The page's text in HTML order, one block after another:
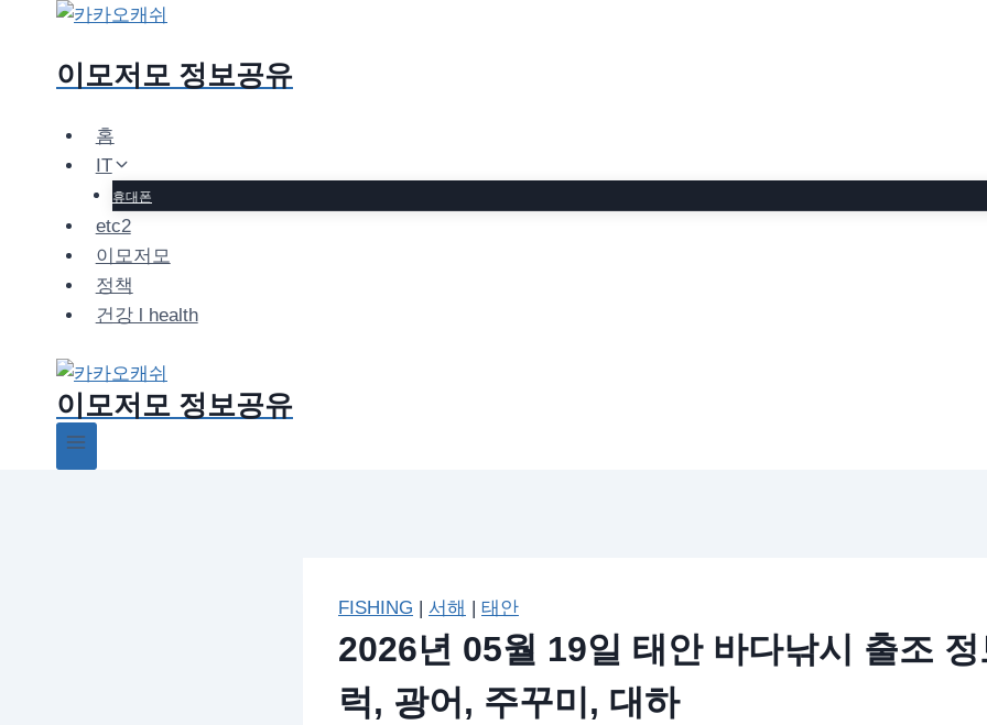
content이모저모 정보공유
홈
IT
휴대폰
etc2
이모저모
정책
건강 l health
이모저모 정보공유
FISHING | 서해 | 태안
2026년 05월 19일 태안 바다낚시 출조
럭, 광어, 주꾸미, 대하